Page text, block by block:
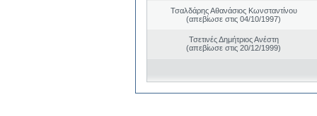
Τσαλδάρης Αθανάσιος Κωνσταντίνου
(απεβίωσε στις 04/10/1997)
Τσετινές Δημήτριος Ανέστη
(απεβίωσε στις 20/12/1999)